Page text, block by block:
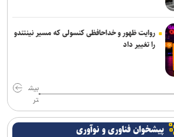
روایت ظهور و خداحافظی کنسولی که مسیر نینتندو
را تغییر داد
بیش
تر
پیشخوان فناوری و نوآوری